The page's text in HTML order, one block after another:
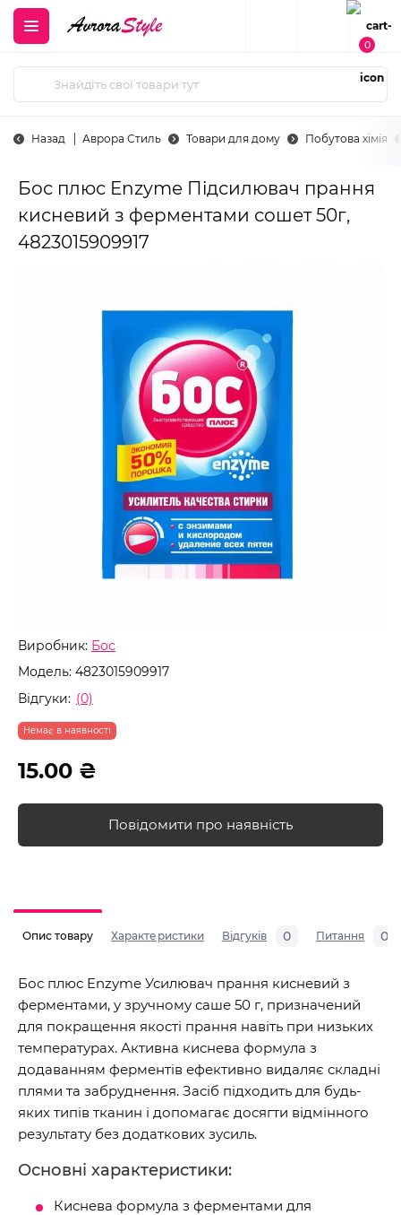
0
Назад Аврора Стиль Товари для дому Побутова хімія
Бос плюс Enzyme Підсилювач прання
кисневий з ферментами сошет 50г,
4823015909917
Виробник: Бос
Модель: 4823015909917
Відгуки: (0)
Немає в наявності
15.00 ₴
Повідомити про наявність
Опис товару Характеристики Відгуків 0 Питання 0
Бос плюс Enzyme Усилювач прання кисневий з
ферментами, у зручному саше 50 г, призначений
для покращення якості прання навіть при низьких
температурах. Активна киснева формула з
додаванням ферментів ефективно видаляє складні
плями та забруднення. Засіб підходить для будь-
яких типів тканин і допомагає досягти відмінного
результату без додаткових зусиль.
Основні характеристики:
Киснева формула з ферментами для